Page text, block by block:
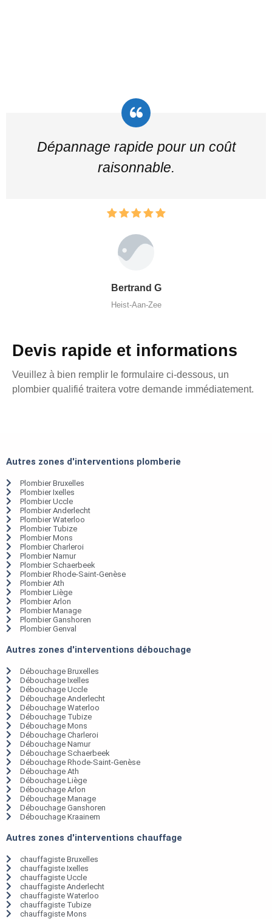
Dépannage rapide pour un coût
raisonnable.
Bertrand G
Heist-Aan-Zee
Devis rapide et informations
Veuillez à bien remplir le formulaire ci-dessous, un
plombier qualifié traitera votre demande immédiatement.
Autres zones d'interventions plomberie
Plombier Bruxelles
Plombier Ixelles
Plombier Uccle
Plombier Anderlecht
Plombier Waterloo
Plombier Tubize
Plombier Mons
Plombier Charleroi
Plombier Namur
Plombier Schaerbeek
Plombier Rhode-Saint-Genèse
Plombier Ath
Plombier Liège
Plombier Arlon
Plombier Manage
Plombier Ganshoren
Plombier Genval
Autres zones d'interventions débouchage
Débouchage Bruxelles
Débouchage Ixelles
Débouchage Uccle
Débouchage Anderlecht
Débouchage Waterloo
Débouchage Tubize
Débouchage Mons
Débouchage Charleroi
Débouchage Namur
Débouchage Schaerbeek
Débouchage Rhode-Saint-Genèse
Débouchage Ath
Débouchage Liège
Débouchage Arlon
Débouchage Manage
Débouchage Ganshoren
Débouchage Kraainem
Autres zones d'interventions chauffage
chauffagiste Bruxelles
chauffagiste Ixelles
chauffagiste Uccle
chauffagiste Anderlecht
chauffagiste Waterloo
chauffagiste Tubize
chauffagiste Mons